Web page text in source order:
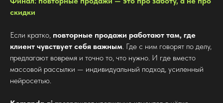
скидки
Если кратко, повторные продажи работают там, где
клиент чувствует себя важным. Где с ним говорят по делу,
предлагают вовремя и точно то, что нужно. И где вместо
массовой рассылки — индивидуальный подход, усиленный
нейросетью.